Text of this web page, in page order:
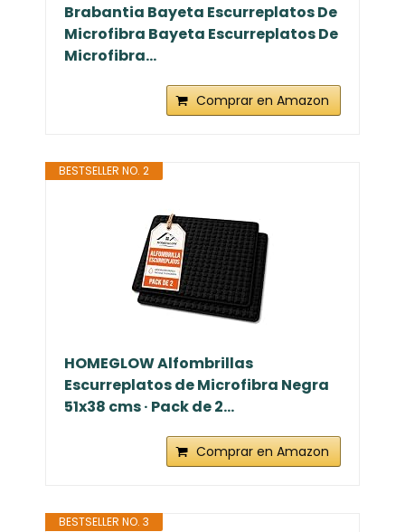
Brabantia Bayeta Escurreplatos De
Microfibra Bayeta Escurreplatos De
Microfibra...
Comprar en Amazon
BESTSELLER NO. 2
HOMEGLOW Alfombrillas
Escurreplatos de Microfibra Negra
51x38 cms · Pack de 2...
Comprar en Amazon
BESTSELLER NO. 3